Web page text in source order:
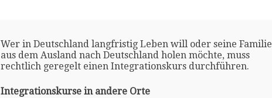
Wer in Deutschland langfristig Leben will oder seine Familie
aus dem Ausland nach Deutschland holen möchte, muss
rechtlich geregelt einen Integrationskurs durchführen.
Integrationskurse in andere Orte